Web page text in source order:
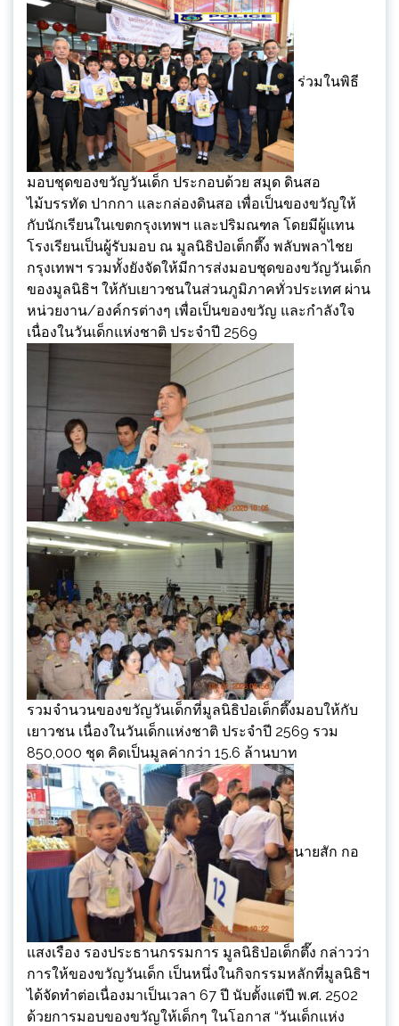
ร่วมในพิธี
มอบชุดของขวัญวันเด็ก ประกอบด้วย สมุด ดินสอ
ไม้บรรทัด ปากกา และกล่องดินสอ เพื่อเป็นของขวัญให้
กับนักเรียนในเขตกรุงเทพฯ และปริมณฑล โดยมีผู้แทน
โรงเรียนเป็นผู้รับมอบ ณ มูลนิธิป่อเต็กตึ๊ง พลับพลาไชย
กรุงเทพฯ รวมทั้งยังจัดให้มีการส่งมอบชุดของขวัญวันเด็ก
ของมูลนิธิฯ ให้กับเยาวชนในส่วนภูมิภาคทั่วประเทศ ผ่าน
หน่วยงาน/องค์กรต่างๆ เพื่อเป็นของขวัญ และกำลังใจ
เนื่องในวันเด็กแห่งชาติ ประจำปี 2569
รวมจำนวนของขวัญวันเด็กที่มูลนิธิป่อเต็กตึ๊งมอบให้กับ
เยาวชน เนื่องในวันเด็กแห่งชาติ ประจำปี 2569 รวม
850,000 ชุด คิดเป็นมูลค่ากว่า 15.6 ล้านบาท
นายสัก กอ
แสงเรือง รองประธานกรรมการ มูลนิธิป่อเต็กตึ๊ง กล่าวว่า
การให้ของขวัญวันเด็ก เป็นหนึ่งในกิจกรรมหลักที่มูลนิธิฯ
ได้จัดทำต่อเนื่องมาเป็นเวลา 67 ปี นับตั้งแต่ปี พ.ศ. 2502
ด้วยการมอบของขวัญให้เด็กๆ ในโอกาส “วันเด็กแห่ง